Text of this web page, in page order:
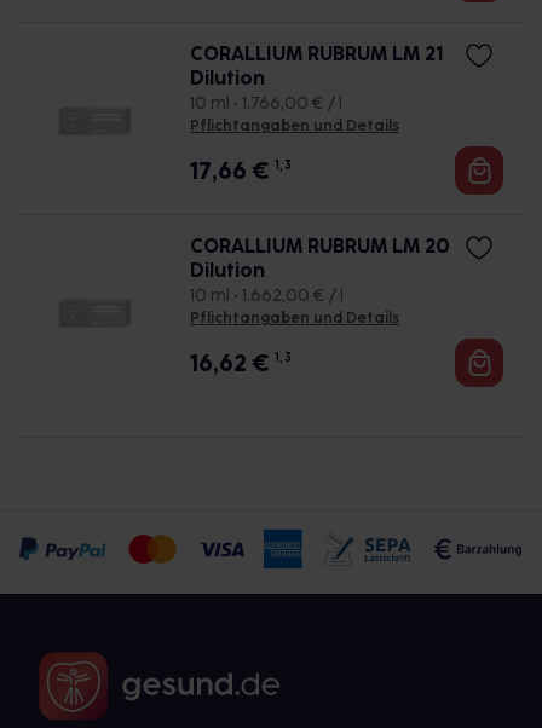
CORALLIUM RUBRUM LM 21
Dilution
10 ml • 1.766,00 € / l
Pflichtangaben und Details
17,66 € 1, 3
CORALLIUM RUBRUM LM 20
Dilution
10 ml • 1.662,00 € / l
Pflichtangaben und Details
16,62 € 1, 3